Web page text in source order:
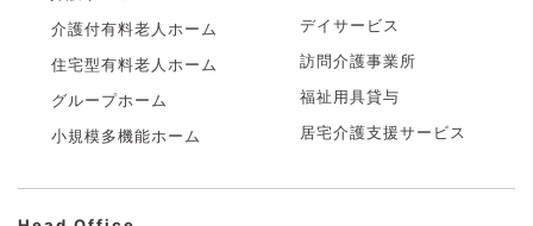
介護付有料老人ホーム
住宅型有料老人ホーム
グループホーム
小規模多機能ホーム
デイサービス
訪問介護事業所
福祉用具貸与
居宅介護支援サービス